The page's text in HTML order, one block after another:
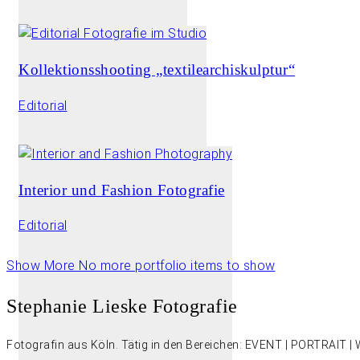
Kollektionsshooting „textilearchiskulptur“
Editorial
Interior und Fashion Fotografie
Editorial
Show More No more portfolio items to show
Stephanie Lieske Fotografie
Fotografin aus Köln. Tätig in den Bereichen: EVENT | PORTRAIT |